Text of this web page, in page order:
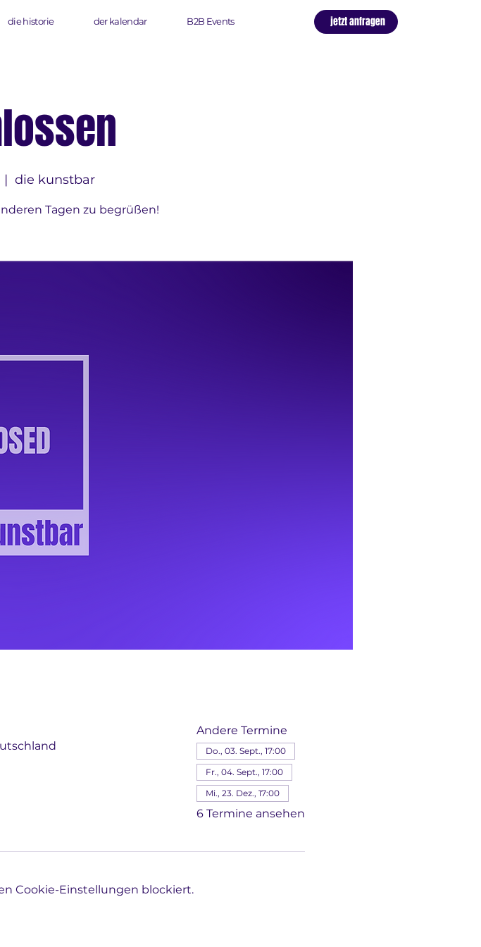
die historie der kalendar B2B Events jetzt anfragen
|
die kunstbar
Tagen zu begrüßen!
Andere Termine
Do., 03. Sept., 17:00
Fr., 04. Sept., 17:00
Mi., 23. Dez., 17:00
6 Termine ansehen
Cookie-Einstellungen blockiert.